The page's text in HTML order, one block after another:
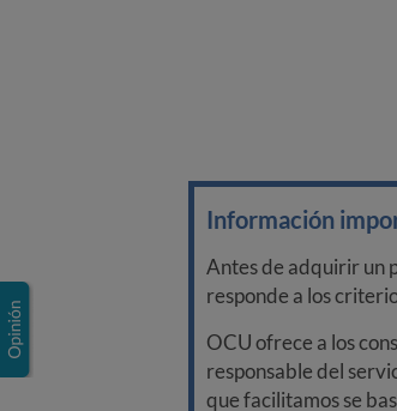
Información
Antes de adquirir un
responde a los
OCU ofrece a los
responsable del
que facilitamos se